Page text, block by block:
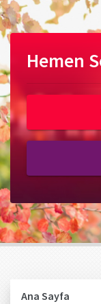
Hemen
Ana Sayfa